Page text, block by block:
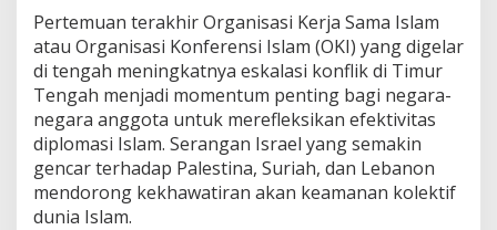
a
l
t
a
s
,
T
a
n
Pertemuan terakhir Organisasi Kerja Sama Islam
atau Organisasi Konferensi Islam (OKI) yang digelar
di tengah meningkatnya eskalasi konflik di Timur
Tengah menjadi momentum penting bagi negara-
negara anggota untuk merefleksikan efektivitas
diplomasi Islam. Serangan Israel yang semakin
gencar terhadap Palestina, Suriah, dan Lebanon
mendorong kekhawatiran akan keamanan kolektif
dunia Islam.